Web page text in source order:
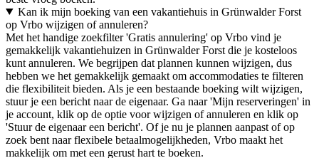
Kan ik mijn boeking van een vakantiehuis in Grünwalder Forst
op Vrbo wijzigen of annuleren?
Met het handige zoekfilter 'Gratis annulering' op Vrbo vind je
gemakkelijk vakantiehuizen in Grünwalder Forst die je kosteloos
kunt annuleren. We begrijpen dat plannen kunnen wijzigen, dus
hebben we het gemakkelijk gemaakt om accommodaties te filteren
die flexibiliteit bieden. Als je een bestaande boeking wilt wijzigen,
stuur je een bericht naar de eigenaar. Ga naar 'Mijn reserveringen' in
je account, klik op de optie voor wijzigen of annuleren en klik op
'Stuur de eigenaar een bericht'. Of je nu je plannen aanpast of op
zoek bent naar flexibele betaalmogelijkheden, Vrbo maakt het
makkelijk om met een gerust hart te boeken.